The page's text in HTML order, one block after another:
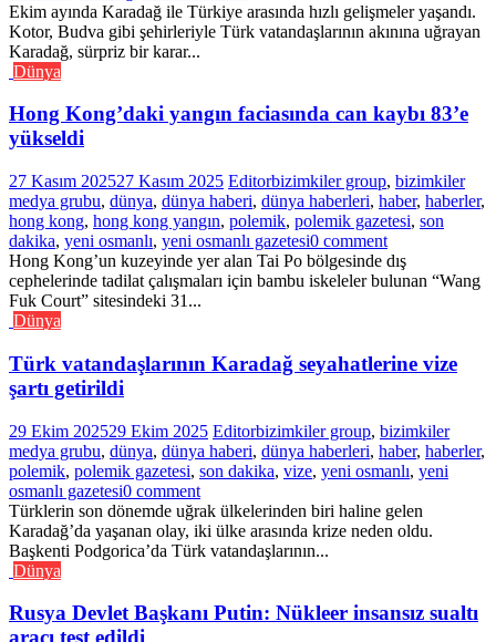
Ekim ayında Karadağ ile Türkiye arasında hızlı gelişmeler yaşandı.
Kotor, Budva gibi şehirleriyle Türk vatandaşlarının akınına uğrayan
Karadağ, sürpriz bir karar...
Dünya
Hong Kong’daki yangın faciasında can kaybı 83’e
yükseldi
27 Kasım 202527 Kasım 2025 Editorbizimkiler group, bizimkiler
medya grubu, dünya, dünya haberi, dünya haberleri, haber, haberler,
hong kong, hong kong yangın, polemik, polemik gazetesi, son
dakika, yeni osmanlı, yeni osmanlı gazetesi0 comment
Hong Kong’un kuzeyinde yer alan Tai Po bölgesinde dış
cephelerinde tadilat çalışmaları için bambu iskeleler bulunan “Wang
Fuk Court” sitesindeki 31...
Dünya
Türk vatandaşlarının Karadağ seyahatlerine vize
şartı getirildi
29 Ekim 202529 Ekim 2025 Editorbizimkiler group, bizimkiler
medya grubu, dünya, dünya haberi, dünya haberleri, haber, haberler,
polemik, polemik gazetesi, son dakika, vize, yeni osmanlı, yeni
osmanlı gazetesi0 comment
Türklerin son dönemde uğrak ülkelerinden biri haline gelen
Karadağ’da yaşanan olay, iki ülke arasında krize neden oldu.
Başkenti Podgorica’da Türk vatandaşlarının...
Dünya
Rusya Devlet Başkanı Putin: Nükleer insansız sualtı
aracı test edildi